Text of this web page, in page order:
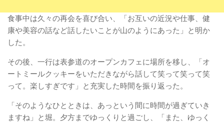
食事中は久々の再会を喜び合い、「お互いの近況や仕事、健
康や美容の話など話したいことが山のようにあった」と明か
した。
その後、一行は表参道のオープンカフェに場所を移し、「オ
ートミールクッキーをいただきながら話して笑って笑って笑
って。楽しすぎです」と充実した時間を振り返った。
「そのようなひとときは、あっという間に時間が過ぎていき
ますね」と堀。夕方までゆっくりと過ごし、「また、ゆっく